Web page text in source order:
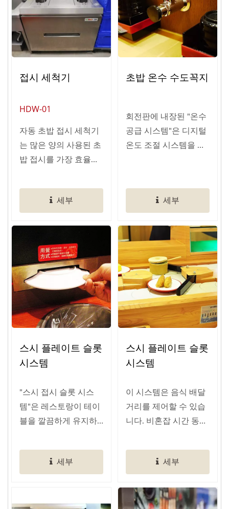
접시 세척기
HDW-01
자동 초밥 접시 세척기
는 많은 양의 사용된 초
밥 접시를 가장 효율적
세부
초밥 온수 수도꼭지
회전판에 내장된 "온수
공급 시스템"은 디지털
온도 조절 시스템을 사
세부
스시 플레이트 슬롯
시스템
"스시 접시 슬롯 시스
템"은 레스토랑이 테이
블을 깔끔하게 유지하
세부
스시 플레이트 슬롯
시스템
이 시스템은 음식 배달
거리를 제어할 수 있습
니다. 비혼잡 시간 동
세부